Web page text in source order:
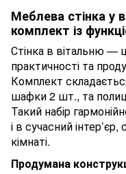
Меблева стінка у
комплект із
Стінка в вітальню —
практичності та
Комплект
шафки 2 шт., та
Такий набір
і в сучасний
кімнаті.
Продумана